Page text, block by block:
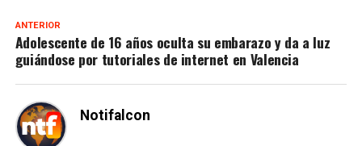
ANTERIOR
Adolescente de 16 años oculta su embarazo y da a luz
guiándose por tutoriales de internet en Valencia
Notifalcon